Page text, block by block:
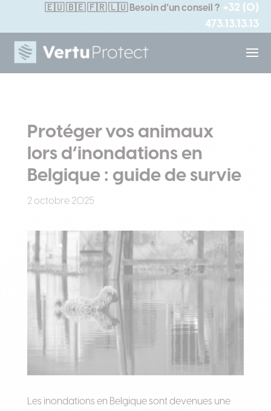
🇪🇺🇧🇪 🇫🇷 🇱🇺 Besoin d’un conseil ? +32 (0)
473.13.13.13
Protéger vos animaux
lors d’inondations en
Belgique : guide de survie
2 octobre 2025
Les inondations en Belgique sont devenues une